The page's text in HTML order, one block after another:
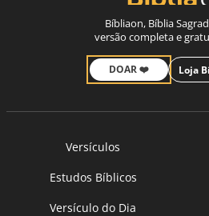
Bíbliaon, Bíblia
versão completa e
DOAR ❤️ Loja
Versículos
Estudos Bíblicos
Versículo do Dia